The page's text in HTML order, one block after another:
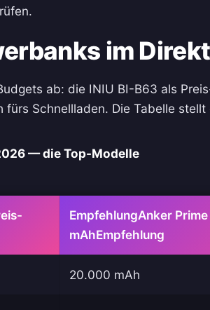
im
ab: die INIU BI-B63 als
fürs Schnellladen. Die Tabelle
— die Top-Modelle
EmpfehlungAnker
mAhEmpfehlung
20.000 mAh